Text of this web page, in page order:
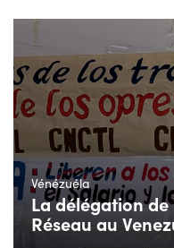
Vénézuéla
La délégation
Réseau au